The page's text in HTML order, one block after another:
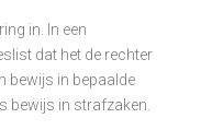
in. In een
dat het de rechter
bewijs in bepaalde
bewijs in strafzaken.